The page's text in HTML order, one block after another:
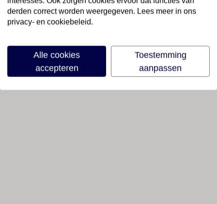
derden correct worden weergegeven. Lees meer in ons
privacy- en cookiebeleid.
Alle cookies
accepteren
Toestemming
aanpassen